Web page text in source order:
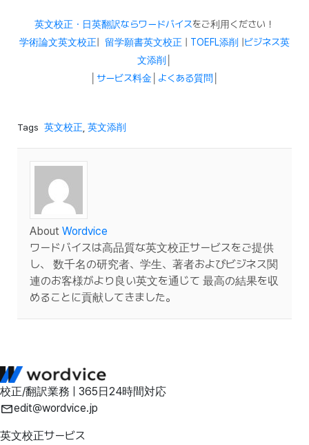
英文校正・日英翻訳ならワードバイスをご利用ください！
学術論文英文校正| 留学願書英文校正 | TOEFL添削 |ビジネス英
文添削
サービス料金 よくある質問
Tags 英文校正 英文添削
About Wordvice
ワードバイスは高品質な英文校正サービスをご提供
し、 数千名の研究者、学生、著者およびビジネス関
連のお客様がより良い英文を通じて 最高の結果を収
めることに貢献してきました。
校正/翻訳業務 | 365日24時間対応
edit@wordvice.jp
英文校正サービス